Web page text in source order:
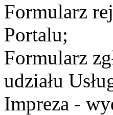
Formularz
Portalu;
Formularz
udziału
Impreza -